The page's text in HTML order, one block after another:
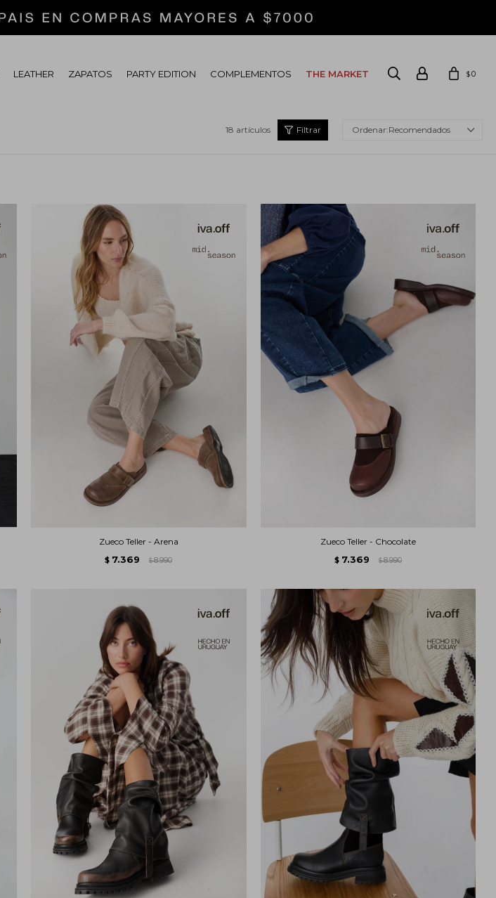
LEATHER ZAPATOS PARTY EDITION COMPLEMENTOS THE MARKET $0
18 artículos Recomendados
Zueco Teller - Arena
$ 7.369 $ 8.990
Zueco Teller - Chocolate
$ 7.369 $ 8.990